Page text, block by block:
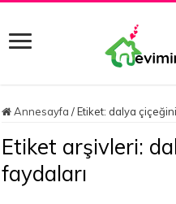
Annesayfa / Etiket: dalya
Etiket arşivleri:
faydaları